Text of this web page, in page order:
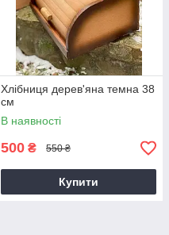
Хлібниця дерев'яна темна 38
см
В наявності
500 ₴ 550 ₴
Купити